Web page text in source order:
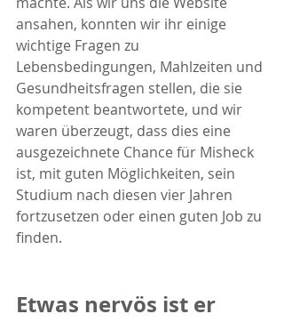
ansahen, konnten wir ihr einige
wichtige Fragen zu
Lebensbedingungen, Mahlzeiten und
Gesundheitsfragen stellen, die sie
kompetent beantwortete, und wir
waren überzeugt, dass dies eine
ausgezeichnete Chance für Misheck
ist, mit guten Möglichkeiten, sein
Studium nach diesen vier Jahren
fortzusetzen oder einen guten Job zu
finden.
Etwas nervös ist er